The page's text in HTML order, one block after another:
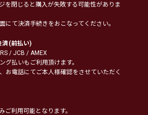
を閉じると購入が失敗する可能性がありま
にて決済手続きをおこなってください。
済(前払い)
/ JCB / AMEX
グ払いもご利用頂けます。
お電話にてご本人様確認をさせていただく
利用可能となります。